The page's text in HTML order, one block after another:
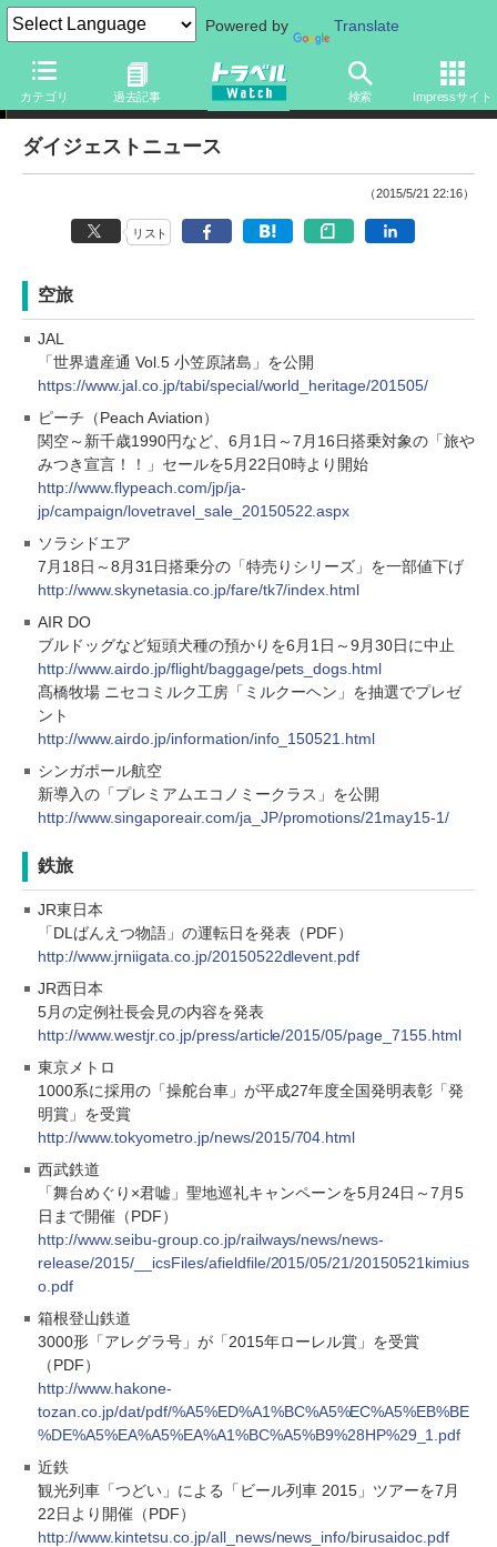
Powered by Translate
カテゴリ 過去記事 検索 Impressサイト
ダイジェストニュース
ダイジェストニュース
（2015/5/21 22:16）
リスト
空旅
JAL
「世界遺産通 Vol.5 小笠原諸島」を公開
https://www.jal.co.jp/tabi/special/world_heritage/201505/
ピーチ（Peach Aviation）
関空～新千歳1990円など、6月1日～7月16日搭乗対象の「旅や
みつき宣言！！」セールを5月22日0時より開始
http://www.flypeach.com/jp/ja-
jp/campaign/lovetravel_sale_20150522.aspx
ソラシドエア
7月18日～8月31日搭乗分の「特売りシリーズ」を一部値下げ
http://www.skynetasia.co.jp/fare/tk7/index.html
AIR DO
ブルドッグなど短頭犬種の預かりを6月1日～9月30日に中止
http://www.airdo.jp/flight/baggage/pets_dogs.html
髙橋牧場 ニセコミルク工房「ミルクーヘン」を抽選でプレゼ
ント
http://www.airdo.jp/information/info_150521.html
シンガポール航空
新導入の「プレミアムエコノミークラス」を公開
http://www.singaporeair.com/ja_JP/promotions/21may15-1/
鉄旅
JR東日本
「DLばんえつ物語」の運転日を発表（PDF）
http://www.jrniigata.co.jp/20150522dlevent.pdf
JR西日本
5月の定例社長会見の内容を発表
http://www.westjr.co.jp/press/article/2015/05/page_7155.html
東京メトロ
1000系に採用の「操舵台車」が平成27年度全国発明表彰「発
明賞」を受賞
http://www.tokyometro.jp/news/2015/704.html
西武鉄道
「舞台めぐり×君嘘」聖地巡礼キャンペーンを5月24日～7月5
日まで開催（PDF）
http://www.seibu-group.co.jp/railways/news/news-
release/2015/__icsFiles/afieldfile/2015/05/21/20150521kimius
o.pdf
箱根登山鉄道
3000形「アレグラ号」が「2015年ローレル賞」を受賞
（PDF）
http://www.hakone-
tozan.co.jp/dat/pdf/%A5%ED%A1%BC%A5%EC%A5%EB%BE
%DE%A5%EA%A5%EA%A1%BC%A5%B9%28HP%29_1.pdf
近鉄
観光列車「つどい」による「ビール列車 2015」ツアーを7月
22日より開催（PDF）
http://www.kintetsu.co.jp/all_news/news_info/birusaidoc.pdf